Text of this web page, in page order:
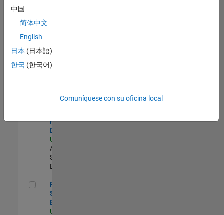
Compiler Engineer LLVM
US-MA-Natick
Development |
Senior
Solutions
Model Based
Design
US-MA-Natick
Advanced
Support |
Experimentado
Principal Security Engineer
Principal
Security
Engineer
US-MA-Natick
中国
简体中文
English
日本 (日本語)
한국 (한국어)
Comuníquese con su oficina local